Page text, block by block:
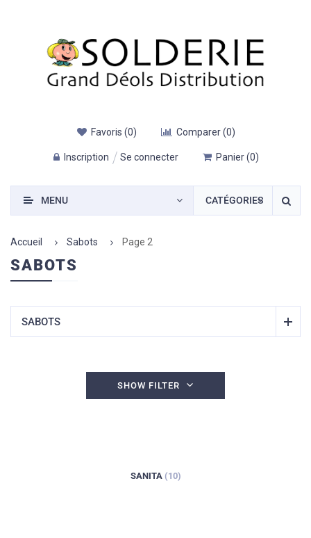
Favoris (0) Comparer(0)
Inscription Se connecter Panier(0)
CATÉGORIES
MENU
Accueil Sabots Page 2
SABOTS
SABOTS
SHOW FILTER
SANITA (10)